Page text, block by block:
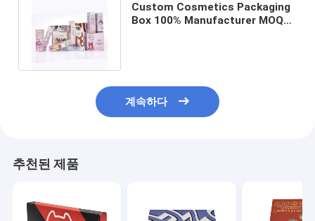
Custom Cosmetics Packaging
Box 100% Manufacturer MOQ
계속하다
추천된 제품